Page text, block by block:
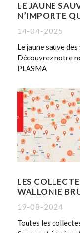
LE JAUNE
N’IMPORTE
14-04-2025
Le jaune sauve
Découvrez notre
PLASMA
LES
WALLONIE
19-08-2024
Toutes les